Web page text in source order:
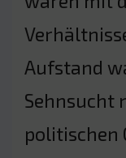
Aufstand
Sehnsucht
politischen